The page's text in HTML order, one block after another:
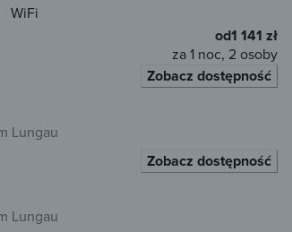
WiFi
od1 141 zł
za 1 noc, 2 osoby
Zobacz dostępność
Lungau
Zobacz dostępność
Lungau